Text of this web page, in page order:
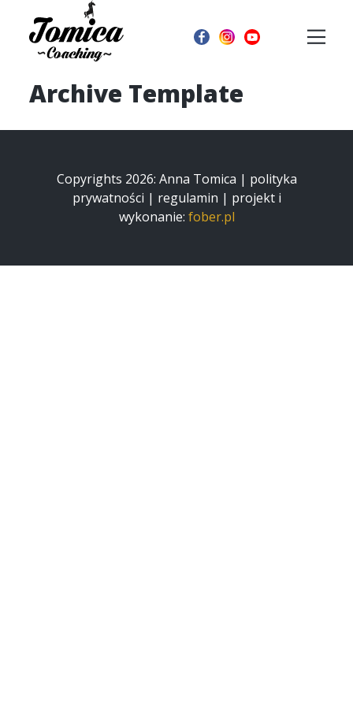
Archive Template
Copyrights 2026: Anna Tomica | polityka
prywatności | regulamin | projekt i
wykonanie: fober.pl